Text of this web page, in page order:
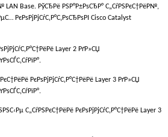
LAN Base. РўСЂРё РЅР°Р±РѕСЂР° С„СѓРЅРєС†РёР№,
РєРѕРјРјСѓС‚Р°С‚РѕСЂРѕРІ Cisco Catalyst
Layer 2 РґР»СЏ
РєРѕРјРјСѓС‚Р°С†РёРё Layer 3 РґР»СЏ
С„СѓРЅРєС†РёРё РєРѕРјРјСѓС‚Р°С†РёРё Layer 3